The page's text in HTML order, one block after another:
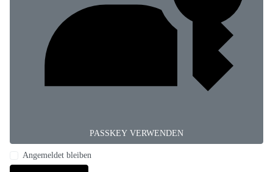
PASSKEY VERWENDEN
Angemeldet bleiben